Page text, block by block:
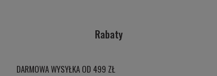
Rabaty
DARMOWA WYSYŁKA OD 499 ZŁ